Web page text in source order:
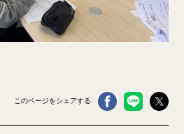
このページをシェアする